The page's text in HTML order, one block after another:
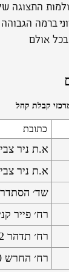
התצוגה
הגבוהה
אולם
קבלת קהל
כתובת
א.ת ניר צבי
א.ת ניר צבי
שד׳ הסתדרות 50,
רח׳ פייר קניג 40, ירושלים
רח׳ תדהר 2, רעננה
רח׳ החרש 20, ת״א